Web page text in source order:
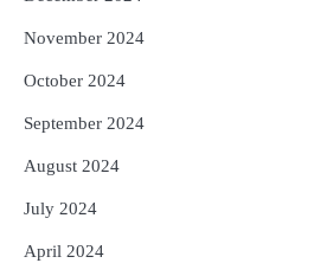
November 2024
October 2024
September 2024
August 2024
July 2024
April 2024